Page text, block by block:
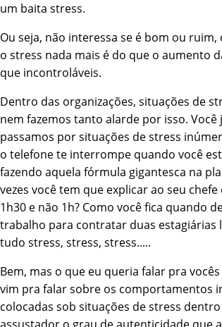
um baita stress.
Ou seja, não interessa se é bom ou
o stress nada mais é do que o aumento
que incontroláveis.
Dentro das organizações, situações de
nem fazemos tanto alarde por isso.
passamos por situações de stress
o telefone te interrompe quando você
fazendo aquela fórmula gigantesca na
vezes você tem que explicar ao seu
1h30 e não 1h? Como você fica quando
trabalho para contratar duas estagiárias
tudo stress, stress, stress.....
Bem, mas o que eu queria falar pra
vim pra falar sobre os comportamentos
colocadas sob situações de stress